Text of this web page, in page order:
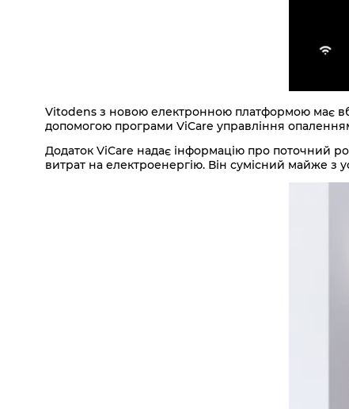
Vitodens з новою електронною платформою має
допомогою програми ViCare управління
Додаток ViCare надає інформацію про поточний
витрат на електроенергію. Він сумісний майже з